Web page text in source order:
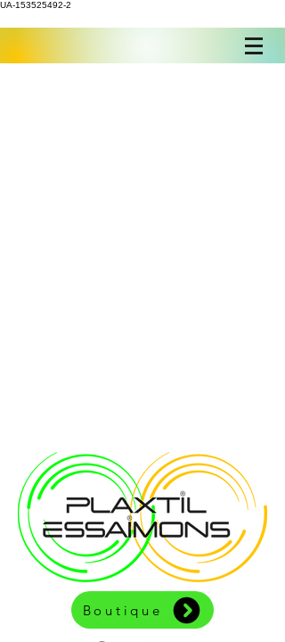
UA-153525492-2
Boutique